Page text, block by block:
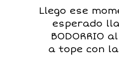
Llego ese
esperado
BODORRIO
a tope con la